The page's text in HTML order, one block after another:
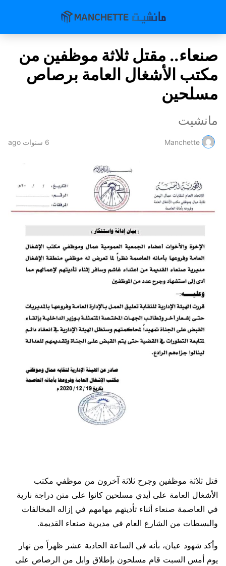
صنعاء.. مقتل ثلاثة موظفين من
مكتب الأشغال العامة برصاص
مسلحين
مانشيت
Manchette 6 سنوات ago
قتل ثلاثة موظفين وجرح ثلاثة آخرون من موظفي مكتب
الأشغال العامة على أيدي مسلحين كانوا على متن دراجة نارية
في العاصمة صنعاء أثناء تأديتهم مهامهم في إزاله المخالفات
والبسطات من الشارع العام في مديرية صنعاء القديمة.
وأكد شهود عيان، بأنه في الساعة الحادية عشر ظهراً من نهار
يوم أمس السبت قام مسلحون بإطلاق وابل من الرصاص على